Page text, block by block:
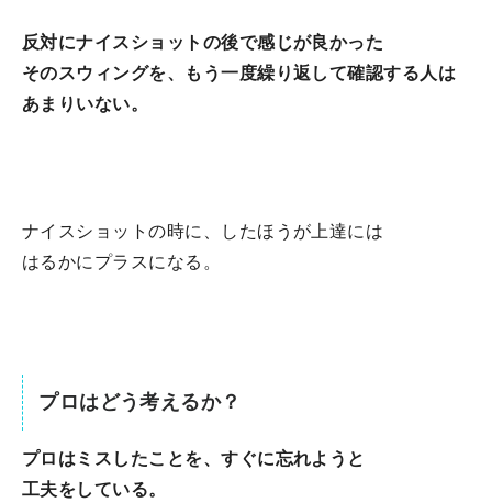
反対にナイスショットの後で感じが良かった
そのスウィングを、もう一度繰り返して確認する人は
あまりいない。
ナイスショットの時に、したほうが上達には
はるかにプラスになる。
プロはどう考えるか？
プロはミスしたことを、すぐに忘れようと
工夫をしている。